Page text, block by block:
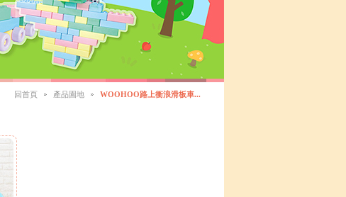
回首頁 產品園地 WOOHOO路上衝浪滑板車...